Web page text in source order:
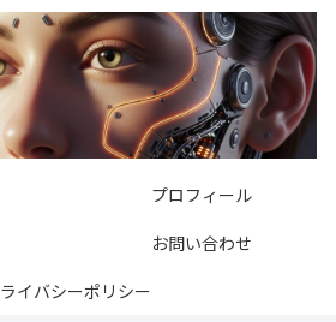
プロフィール
お問い合わせ
イバシーポリシー